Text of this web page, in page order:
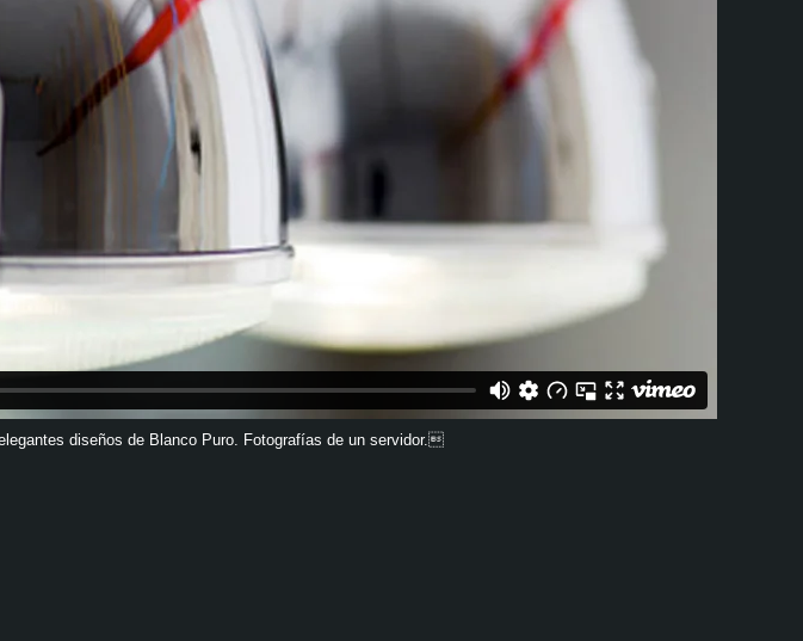
diseños de Blanco Puro. Fotografías de un servidor.